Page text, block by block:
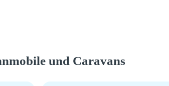
und Caravans